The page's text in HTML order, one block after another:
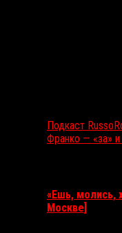
Подкаст
Франко — «за» и
«Ешь, молись,
Москве]